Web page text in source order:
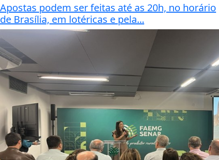
Apostas podem ser feitas até as 20h, no horário
de Brasília, em lotéricas e pela...